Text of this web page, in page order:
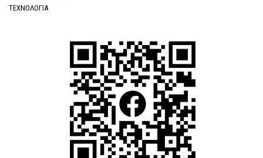
ΤΕΧΝΟΛΟΓΙΑ